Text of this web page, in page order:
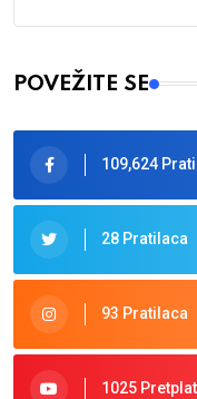
Type 2 or more
POVEŽITE SE
109,624
28 Pratilaca
93 Pratilaca
1025